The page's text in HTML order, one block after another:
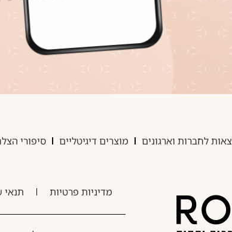
לחברות וארגונים מוצרים דיגיטליים סיפורי
מדיניות פרטיות תנאי